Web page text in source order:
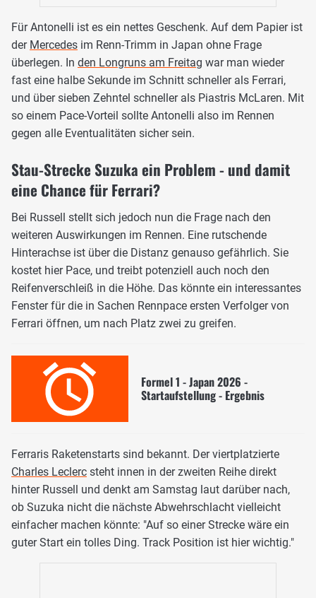
Für Antonelli ist es ein nettes Geschenk. Auf dem Papier ist
der Mercedes im Renn-Trimm in Japan ohne Frage
überlegen. In den Longruns am Freitag war man wieder
fast eine halbe Sekunde im Schnitt schneller als Ferrari,
und über sieben Zehntel schneller als Piastris McLaren. Mit
so einem Pace-Vorteil sollte Antonelli also im Rennen
gegen alle Eventualitäten sicher sein.
Stau-Strecke Suzuka ein Problem - und damit
eine Chance für Ferrari?
Bei Russell stellt sich jedoch nun die Frage nach den
weiteren Auswirkungen im Rennen. Eine rutschende
Hinterachse ist über die Distanz genauso gefährlich. Sie
kostet hier Pace, und treibt potenziell auch noch den
Reifenverschleiß in die Höhe. Das könnte ein interessantes
Fenster für die in Sachen Rennpace ersten Verfolger von
Ferrari öffnen, um nach Platz zwei zu greifen.
Formel 1 - Japan 2026 -
Startaufstellung - Ergebnis
Ferraris Raketenstarts sind bekannt. Der viertplatzierte
Charles Leclerc steht innen in der zweiten Reihe direkt
hinter Russell und denkt am Samstag laut darüber nach,
ob Suzuka nicht die nächste Abwehrschlacht vielleicht
einfacher machen könnte: "Auf so einer Strecke wäre ein
guter Start ein tolles Ding. Track Position ist hier wichtig."